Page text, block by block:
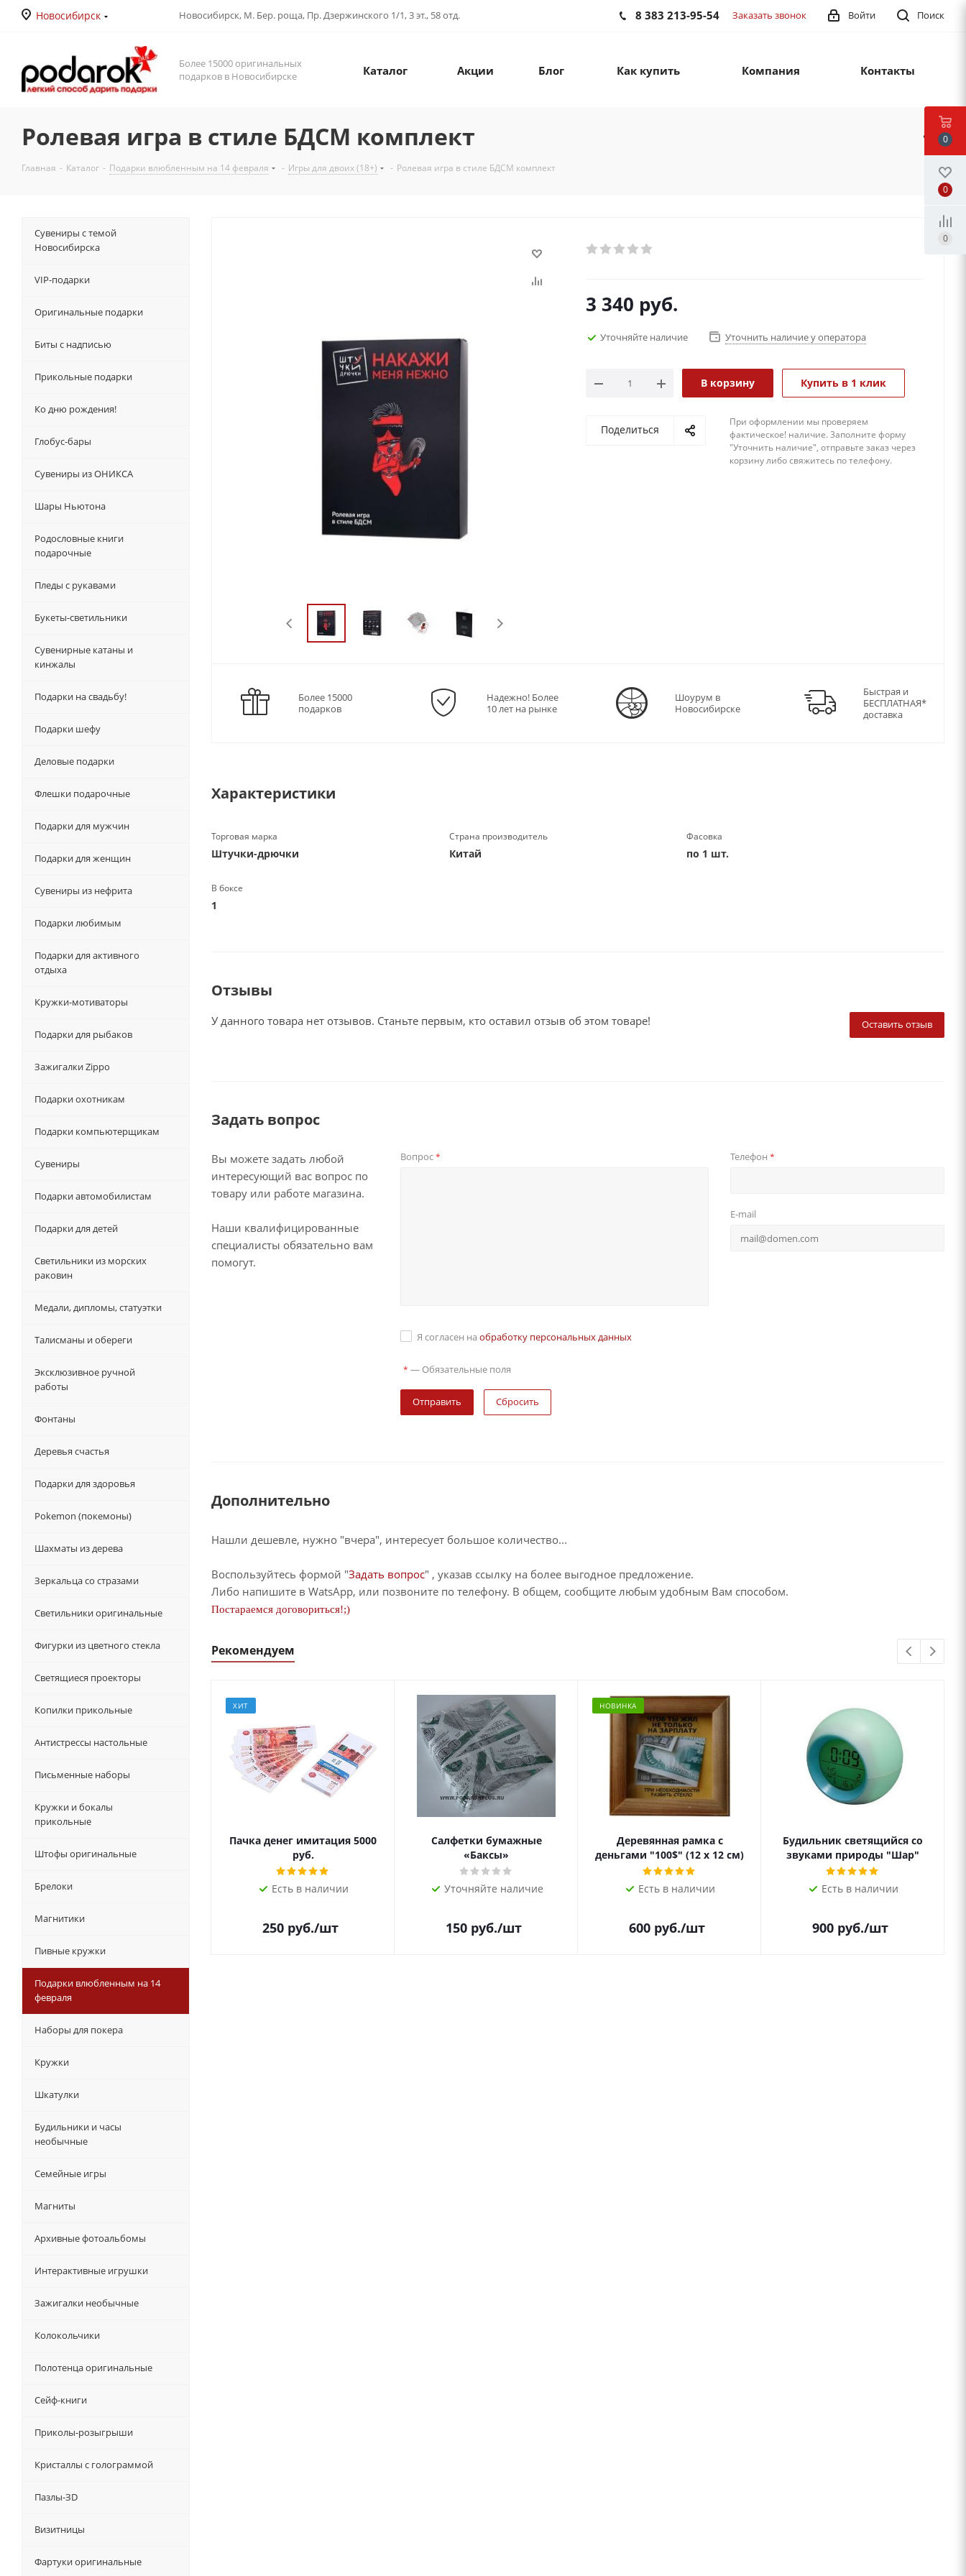
Новосибирск Новосибирск, М. Бер. роща, Пр. Дзержинского 1/1, 3 эт., 58 отд. Поиск
Войти
8 383 213-95-54 Заказать звонок
Более 15000 оригинальных
подарков в Новосибирске
Каталог Акции Блог Как купить Компания Контакты
Ролевая игра в стиле БДСМ комплект
Главная - Каталог - Подарки влюбленным на 14 февраля - Игры для двоих (18+) - Ролевая игра в стиле БДСМ комплект
3 340 руб.
Уточняйте наличие Уточнить наличие у оператора
В корзину Купить в 1 клик
Поделиться
При оформлении мы проверяем
фактическое! наличие. 3аполните форму
"Уточнить наличие", отправьте заказ через
корзину либо свяжитесь по телефону.
Более 15000
подарков
Надежно! Более
10 лет на рынке
Шоурум в
Новосибирске
Быстрая и
БЕСПЛАТНАЯ*
доставка
Характеристики
Торговая марка
Штучки-дрючки
Страна производитель
Китай
Фасовка
по 1 шт.
В боксе
1
Отзывы
Оставить отзыв
У данного товара нет отзывов. Станьте первым, кто оставил отзыв об этом товаре!
Задать вопрос
Вы можете задать любой
интересующий вас вопрос по
товару или работе магазина.
Наши квалифицированные
специалисты обязательно вам
помогут.
Вопрос* Телефон *
E-mail
Я согласен на обработку персональных данных
* — Обязательные поля
Сбросить
Дополнительно
Нашли дешевле, нужно "вчера", интересует большое количество...
Воспользуйтесь формой "Задать вопрос" , указав ссылку на более выгодное предложение.
Либо напишите в WatsApp, или позвоните по телефону. В общем, сообщите любым удобным Вам способом.
Постараемся договориться!;)
Рекомендуем
ХИТ
Пачка денег имитация 5000
руб.
Есть в наличии
250 руб./шт
Салфетки бумажные
«Баксы»
Уточняйте наличие
150 руб./шт
НОВИНКА
Деревянная рамка с
деньгами "100$" (12 х 12 см)
Есть в наличии
600 руб./шт
Будильник светящийся со
звуками природы "Шар"
Есть в наличии
900 руб./шт
Сувениры с темой
Новосибирска
VIP-подарки
Оригинальные подарки
Биты с надписью
Прикольные подарки
Ко дню рождения!
Глобус-бары
Сувениры из ОНИКСА
Шары Ньютона
Родословные книги
подарочные
Пледы с рукавами
Букеты-светильники
Сувенирные катаны и
кинжалы
Подарки на свадьбу!
Подарки шефу
Деловые подарки
Флешки подарочные
Подарки для мужчин
Подарки для женщин
Сувениры из нефрита
Подарки любимым
Подарки для активного
отдыха
Кружки-мотиваторы
Подарки для рыбаков
Зажигалки Zippo
Подарки охотникам
Подарки компьютерщикам
Сувениры
Подарки автомобилистам
Подарки для детей
Светильники из морских
раковин
Медали, дипломы, статуэтки
Талисманы и обереги
Эксклюзивное ручной
работы
Фонтаны
Деревья счастья
Подарки для здоровья
Pokemon (покемоны)
Шахматы из дерева
Зеркальца со стразами
Светильники оригинальные
Фигурки из цветного стекла
Светящиеся проекторы
Копилки прикольные
Антистрессы настольные
Письменные наборы
Кружки и бокалы
прикольные
Штофы оригинальные
Брелоки
Магнитики
Пивные кружки
Подарки влюбленным на 14
февраля
Наборы для покера
Кружки
Шкатулки
Будильники и часы
необычные
Семейные игры
Магниты
Архивные фотоальбомы
Интерактивные игрушки
Зажигалки необычные
Колокольчики
Полотенца оригинальные
Сейф-книги
Приколы-розыгрыши
Кристаллы с голограммой
Пазлы-ЗD
Визитницы
Фартуки оригинальные
0
0
0